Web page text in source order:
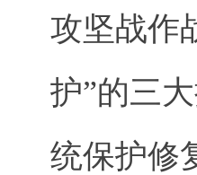
攻坚战作
护”的三
统保护修